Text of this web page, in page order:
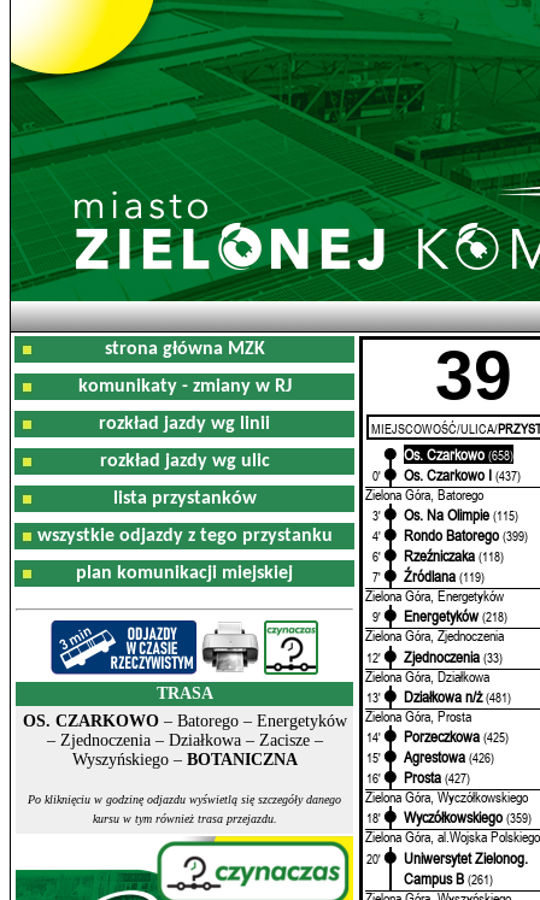
strona główna MZK
komunikaty - zmiany w RJ
rozkład jazdy wg linii
rozkład jazdy wg ulic
lista przystanków
wszystkie odjazdy z tego przystanku
plan komunikacji miejskiej
TRASA
OS. CZARKOWO– Batorego – Energetyków
– Zjednoczenia – Działkowa – Zacisze –
Wyszyńskiego – BOTANICZNA
Po kliknięciu w godzinę odjazdu wyświetlą się szczegóły danego
kursu w tym również trasa przejazdu.
39
MIEJSCOWOŚĆ/ULICA/
Os. Czarkowo (658)
0'
Os. Czarkowo I (437)
Zielona Góra, Batorego
3' Os. Na Olimpie (115)
4'
Rondo Batorego (399)
6'
Rzeźniczaka (118)
7'
Źródlana (119)
Zielona Góra, Energetyków
9' Energetyków (218)
Zielona Góra, Zjednoczenia
12' Zjednoczenia (33)
Zielona Góra, Działkowa
13' Działkowa n/ż (481)
Zielona Góra, Prosta
14' Porzeczkowa (425)
15'
Agrestowa (426)
16'
Prosta (427)
Zielona Góra, Wyczółkowskiego
18' Wyczółkowskiego (359)
Zielona Góra, al.Wojska Polskiego
20'
Uniwersytet Zielonog.
Campus B (261)